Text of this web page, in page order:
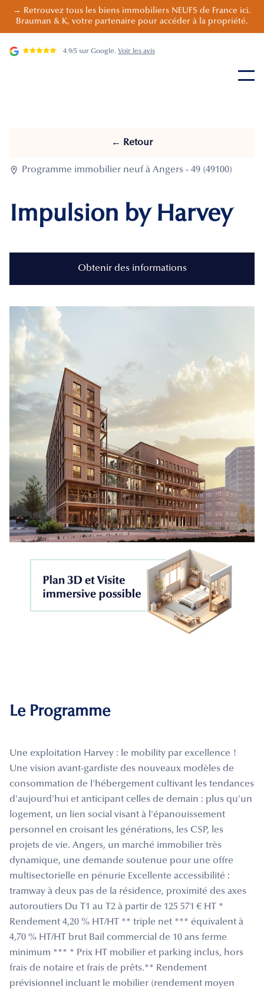
→ Retrouvez tous les biens immobiliers NEUFS de France ici.
Brauman & K, votre partenaire pour accéder à la propriété.
4.9/5 sur Google. Voir les avis
← Retour
 Programme immobilier neuf à Angers - 49 (49100)
Impulsion by Harvey
Obtenir des informations
Le Programme
Une exploitation Harvey : le mobility par excellence !
Une vision avant-gardiste des nouveaux modèles de
consommation de l'hébergement cultivant les tendances
d'aujourd'hui et anticipant celles de demain : plus qu'un
logement, un lien social visant à l'épanouissement
personnel en croisant les générations, les CSP, les
projets de vie. Angers, un marché immobilier très
dynamique, une demande soutenue pour une offre
multisectorielle en pénurie Excellente accessibilité :
tramway à deux pas de la résidence, proximité des axes
autoroutiers Du T1 au T2 à partir de 125 571 € HT *
Rendement 4,20 % HT/HT ** triple net *** équivalent à
4,70 % HT/HT brut Bail commercial de 10 ans ferme
minimum *** * Prix HT mobilier et parking inclus, hors
frais de notaire et frais de prêts.** Rendement
prévisionnel incluant le mobilier (rendement moyen